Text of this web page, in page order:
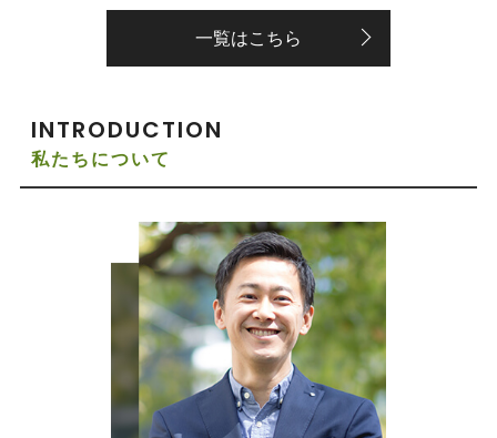
一覧はこちら
INTRODUCTION
私たちについて